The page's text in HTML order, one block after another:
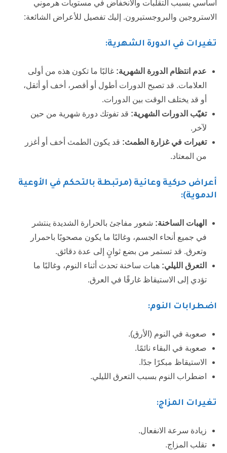
أساسي بسبب التقلبات والانخفاض في مستويات هرموني
الاستروجين والبروجستيرون. إليك تفصيل للأعراض الشائعة:
تغيرات في الدورة الشهرية:
عدم انتظام الدورة الشهرية: غالبًا ما تكون هذه من أولى
العلامات. قد تصبح الدورات أطول أو أقصر، أخف أو أثقل،
أو قد يختلف الوقت بين الدورات.
تغيّب الدورات الشهرية: قد تفوتك دورة شهرية من حين
لآخر.
تغيرات في غزارة الطمث: قد يكون الطمث أخف أو أغزر
من المعتاد.
أعراض حركية وعائية (مرتبطة بالتحكم في الأوعية
الدموية):
الهبات الساخنة: شعور مفاجئ بالحرارة الشديدة ينتشر
في جميع أنحاء الجسم، وغالبًا ما يكون مصحوبًا باحمرار
وتعرق. قد تستمر من بضع ثوانٍ إلى عدة دقائق.
التعرق الليلي: هبات ساخنة تحدث أثناء النوم، وغالبًا ما
تؤدي إلى الاستيقاظ غارقًا في العرق.
اضطرابات النوم:
صعوبة في النوم (الأرق).
صعوبة في البقاء نائمًا.
الاستيقاظ مبكرًا جدًا.
اضطراب النوم بسبب التعرق الليلي.
تغيرات المزاج:
زيادة سرعة الانفعال.
تقلب المزاج.